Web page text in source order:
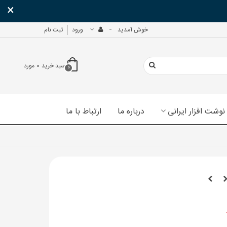
×
خوش آمدید ورود ثبت نام
0سبد خرید 0 مورد
نوشت افزار ایرانی درباره ما ارتباط با ما